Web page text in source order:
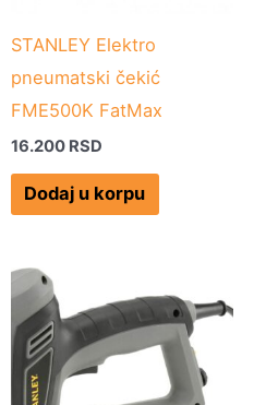
STANLEY Elektro
pneumatski čekić
FME500K FatMax
16.200 RSD
Dodaj u korpu